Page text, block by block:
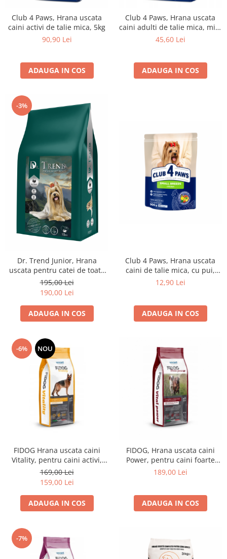
Club 4 Paws, Hrana uscata
caini activi de talie mica, 5kg
90,90 Lei
ADAUGA IN COS
Club 4 Paws, Hrana uscata
caini adulti de talie mica, miel
si orez, 2kg
45,60 Lei
ADAUGA IN COS
-3%
Dr. Trend Junior, Hrana
uscata pentru catei de toate
rasele, curcan, 15kg
195,00 Lei
190,00 Lei
ADAUGA IN COS
Club 4 Paws, Hrana uscata
caini de talie mica, cu pui,
900g
12,90 Lei
ADAUGA IN COS
-6% NOU
FIDOG Hrana uscata caini
Vitality, pentru caini activi,
20kg
169,00 Lei
159,00 Lei
ADAUGA IN COS
FIDOG, Hrana uscata caini
Power, pentru caini foarte
activi si sportivi, 20kg
189,00 Lei
ADAUGA IN COS
-7%